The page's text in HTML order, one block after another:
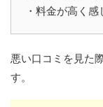
・料金が高く感
悪い口コミを見た
す。